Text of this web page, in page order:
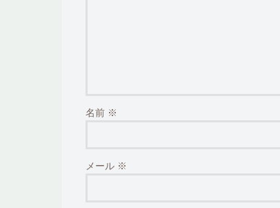
名前 ※
メール ※